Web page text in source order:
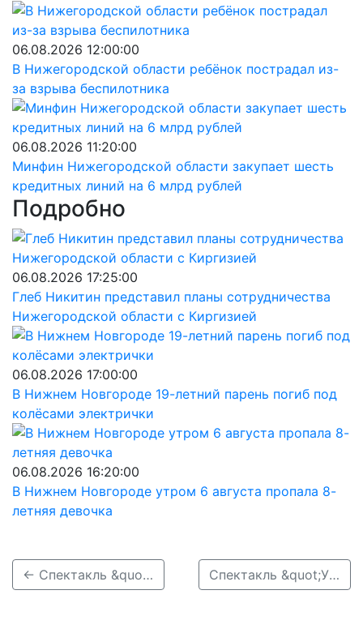
06.08.2026 12:00:00
В Нижегородской области ребёнок пострадал из-
за взрыва беспилотника
06.08.2026 11:20:00
Минфин Нижегородской области закупает шесть
кредитных линий на 6 млрд рублей
Подробно
06.08.2026 17:25:00
Глеб Никитин представил планы сотрудничества
Нижегородской области с Киргизией
06.08.2026 17:00:00
В Нижнем Новгороде 19-летний парень погиб под
колёсами электрички
06.08.2026 16:20:00
В Нижнем Новгороде утром 6 августа пропала 8-
летняя девочка
← Спектакль &quot;Теперь ты снова Бог&quot; Спектакль &quot;У ковчега в восемь&quot; →